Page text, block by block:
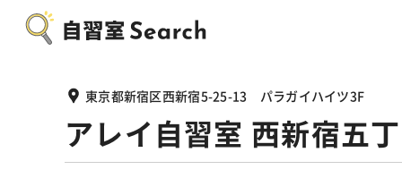
東京都新宿区西新宿5-25-13 パラガイハイツ3F
アレイ自習室 西新宿五